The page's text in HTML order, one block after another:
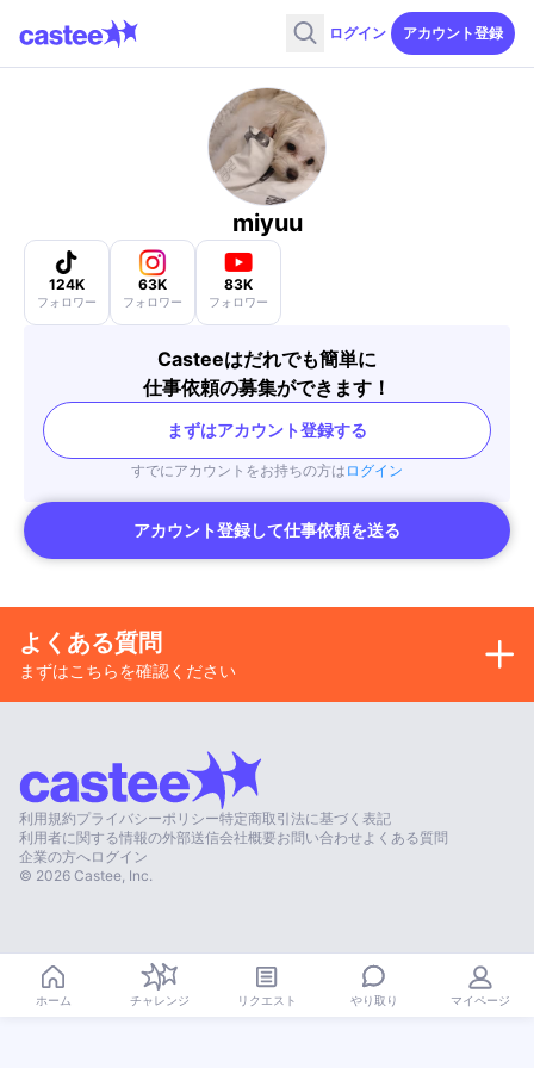
ログイン アカウント登録
miyuu
124K
フォロワー
63K
フォロワー
83K
フォロワー
Casteeはだれでも簡単に
仕事依頼の募集ができます！
まずはアカウント登録する
すでにアカウントをお持ちの方は ログイン
アカウント登録して仕事依頼を送る
よくある質問
まずはこちらを確認ください
利用規約プライバシーポリシー特定商取引法に基づく表記
利用者に関する情報の外部送信会社概要お問い合わせ よくある質問
企業の方へログイン
© 2026 Castee, Inc.
ホーム チャレンジ リクエスト やり取り マイページ